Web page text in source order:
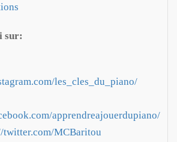
sur:
les_cles_du_piano/
apprendreajouerdupiano/
twitter.com/MCBaritou